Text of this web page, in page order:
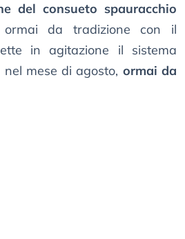
del consueto spauracchio
da tradizione con il
in agitazione il sistema
mese di agosto, ormai da